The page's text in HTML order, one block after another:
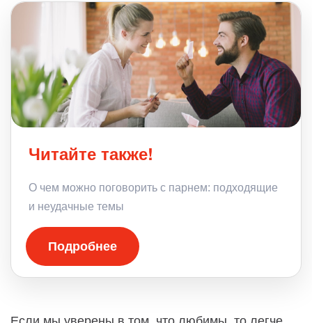
Читайте также!
О чем можно поговорить с парнем: подходящие
и неудачные темы
Подробнее